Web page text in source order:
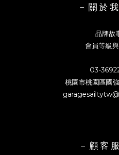
－ 關 於
品牌故
會員等級
03-
桃園市桃園區國
－ 顧 客